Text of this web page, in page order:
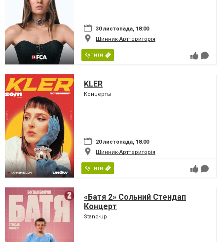
30 листопада, 18:00
Шинник-Арттериторія
Купити
KLER
Концерты
20 листопада, 18:00
Шинник-Арттериторія
Купити
«Батя 2» Сольний Стендап
Концерт
Stand-up